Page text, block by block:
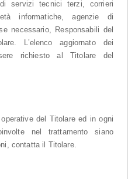
servizi tecnici terzi, corrieri
informatiche, agenzie di
necessario, Responsabili del
L’elenco aggiornato dei
richiesto al Titolare del
del Titolare ed in ogni
nel trattamento siano
contatta il Titolare.